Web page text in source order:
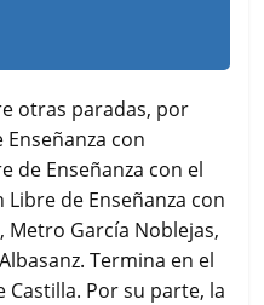
otras paradas, por
con
de Enseñanza con el
de Enseñanza con
Metro García Noblejas,
Termina en el
Por su parte, la